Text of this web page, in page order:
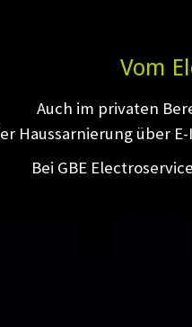
Vom
Auch im privaten
Haussarnierung über
Bei GBE